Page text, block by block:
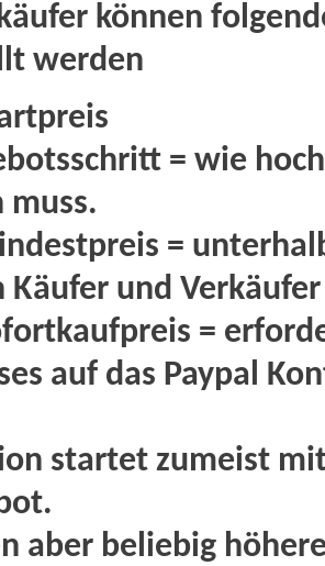
können
werden
= wie
muss.
=
Käufer und
=
auf das Paypal
startet zumeist
aber beliebig